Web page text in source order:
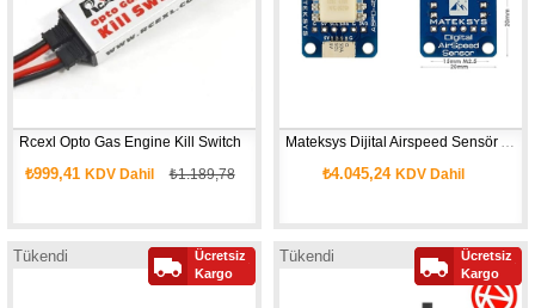
Rcexl Opto Gas Engine Kill Switch
₺999,41 KDV Dahil ₺1.189,78
Mateksys Dijital Airspeed Sensör ASPD-4525
₺4.045,24 KDV Dahil
Tükendi
Ücretsiz
Kargo
Tükendi
Ücretsiz
Kargo